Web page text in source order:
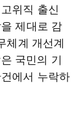
위직 출신
제대로 감
체계 개선계
국민의 기
에서 누락하